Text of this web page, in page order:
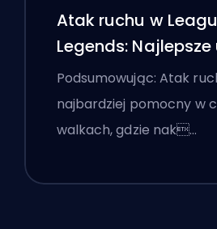
Atak ruchu w
Legends:
Podsumowując: Atak
najbardziej pomocny w
walkach, gdzie nak…